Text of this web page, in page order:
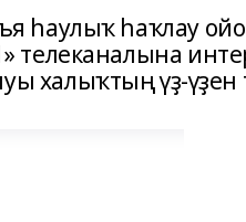
һаулыҡ һаҡлау
телеканалына
халыҡтың үҙ-үҙен